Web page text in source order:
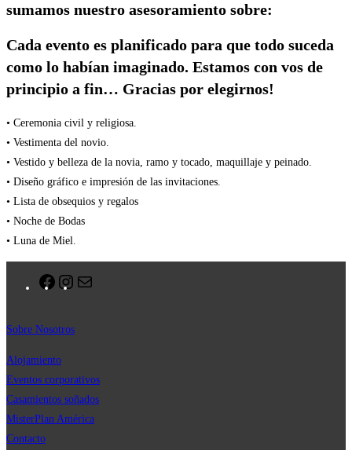
sumamos nuestro asesoramiento sobre:
Cada evento es planificado para que todo suceda
como lo habían imaginado. Estamos con vos de
principio a fin… Gracias por elegirnos!
• Ceremonia civil y religiosa.
• Vestimenta del novio.
• Vestido y belleza de la novia, ramo y tocado, maquillaje y peinado.
• Diseño gráfico e impresión de las invitaciones.
• Lista de obsequios y regalos
• Noche de Bodas
• Luna de Miel.
FacebookInstagram
Sobre Nosotros
Alojamiento
Eventos corporativos
Casamientos soñados
MisterPlan América
Contacto